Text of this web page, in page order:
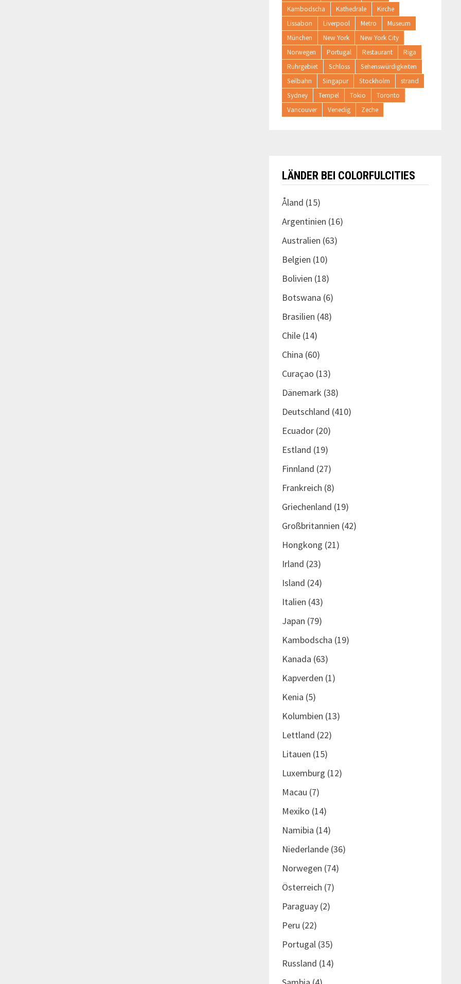
Kambodscha
Kathedrale
Kirche
Lissabon
Liverpool Metro
Museum
München
New York
New York City
Norwegen
Portugal Restaurant
Riga
Ruhrgebiet
Schloss
Sehenswürdigkeiten
Seilbahn
Singapur Stockholm
strand
Sydney
Tempel Tokio
Toronto
Vancouver
Venedig Zeche
LÄNDER BEI COLORFULCITIES
Åland (15)
Argentinien (16)
Australien (63)
Belgien (10)
Bolivien (18)
Botswana (6)
Brasilien (48)
Chile(14)
China (60)
Curaçao (13)
Dänemark (38)
Deutschland (410)
Ecuador(20)
Estland (19)
Finnland (27)
Frankreich (8)
Griechenland (19)
Großbritannien (42)
Hongkong (21)
Irland (23)
Island (24)
Italien (43)
Japan (79)
Kambodscha (19)
Kanada (63)
Kapverden (1)
Kenia (5)
Kolumbien (13)
Lettland (22)
Litauen (15)
Luxemburg (12)
Macau (7)
Mexiko (14)
Namibia (14)
Niederlande(36)
Norwegen (74)
Österreich (7)
Paraguay(2)
Peru (22)
Portugal(35)
Russland (14)